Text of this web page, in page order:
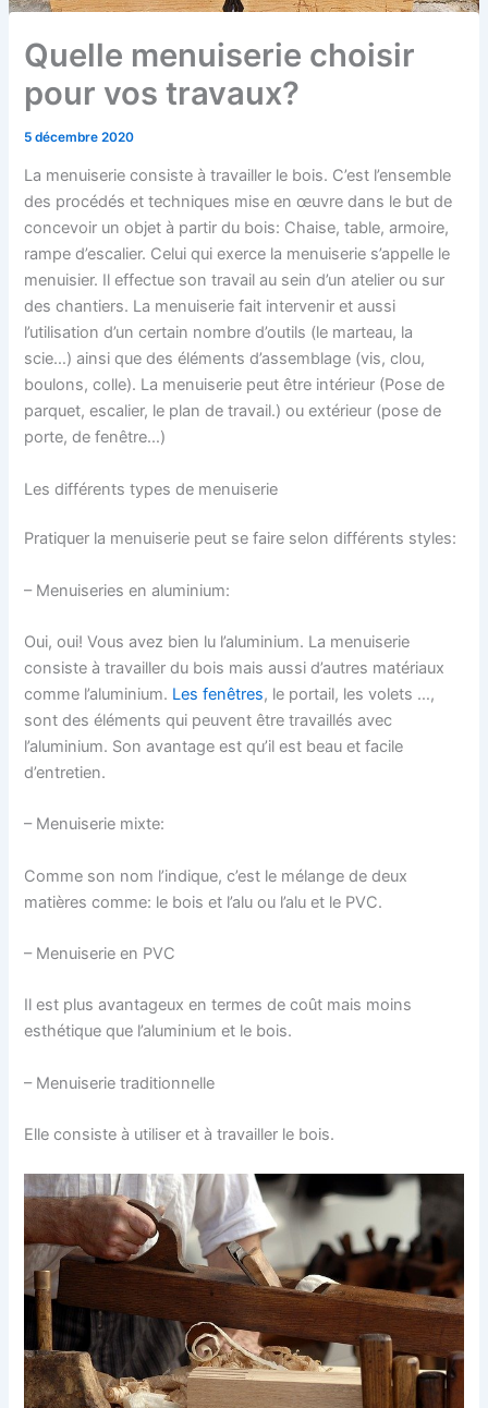
Quelle menuiserie choisir
pour vos travaux?
5 décembre 2020
La menuiserie consiste à travailler le bois. C’est l’ensemble
des procédés et techniques mise en œuvre dans le but de
concevoir un objet à partir du bois: Chaise, table, armoire,
rampe d’escalier. Celui qui exerce la menuiserie s’appelle le
menuisier. Il effectue son travail au sein d’un atelier ou sur
des chantiers. La menuiserie fait intervenir et aussi
l’utilisation d’un certain nombre d’outils (le marteau, la
scie…) ainsi que des éléments d’assemblage (vis, clou,
boulons, colle). La menuiserie peut être intérieur (Pose de
parquet, escalier, le plan de travail.) ou extérieur (pose de
porte, de fenêtre…)
Les différents types de menuiserie
Pratiquer la menuiserie peut se faire selon différents styles:
– Menuiseries en aluminium:
Oui, oui! Vous avez bien lu l’aluminium. La menuiserie
consiste à travailler du bois mais aussi d’autres matériaux
comme l’aluminium. Les fenêtres, le portail, les volets …,
sont des éléments qui peuvent être travaillés avec
l’aluminium. Son avantage est qu’il est beau et facile
d’entretien.
– Menuiserie mixte:
Comme son nom l’indique, c’est le mélange de deux
matières comme: le bois et l’alu ou l’alu et le PVC.
– Menuiserie en PVC
Il est plus avantageux en termes de coût mais moins
esthétique que l’aluminium et le bois.
– Menuiserie traditionnelle
Elle consiste à utiliser et à travailler le bois.